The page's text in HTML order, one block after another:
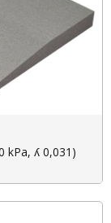
kPa, ʎ 0,031)